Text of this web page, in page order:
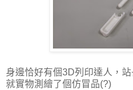
身邊恰好有個3D列印達人，
就實物測繪了個仿冒品(?)